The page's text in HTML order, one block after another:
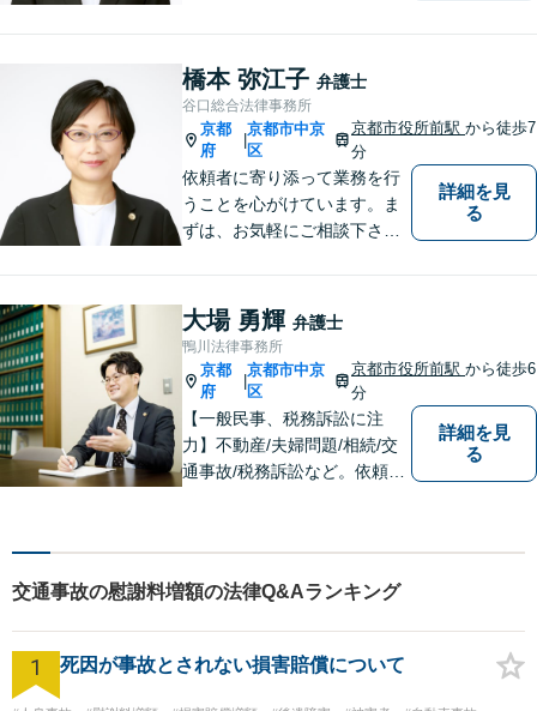
し、納得と安心につながるよ
う真摯にサポートします。ど
うぞお気軽にお話しくださ
い。【完全個室で相談可】
【地域密着型の法律事務所】
橋本 弥江子 弁護士
谷口総合法律事務所
京都
府
京都市中京
区
京都市役所前駅から徒歩7
分
依頼者に寄り添って業務を行
うことを心がけています。ま
ずは、お気軽にご相談下さ
詳細を見
る
大場 勇輝 弁護士
鴨川法律事務所
京都
府
京都市中京
区
京都市役所前駅から徒歩6
分
【一般民事、税務訴訟に注
力】不動産/夫婦問題/相続/交
通事故/税務訴訟など。依頼者
提案できるよう尽力していま
出口6分】【駐車場あり】
詳細を見
る
交通事故の慰謝料増額の法律Q&Aランキング
1 死因が事故とされない損害賠償について